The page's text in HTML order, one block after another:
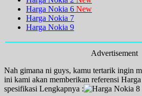
Harga Nokia 6 New
Harga Nokia 7
Harga Nokia 9
Advertisement
Nah gimana ni guys, kamu tertarik ingin
ini kami akan memberikan referensi
spesifikasi Lengkapnya :